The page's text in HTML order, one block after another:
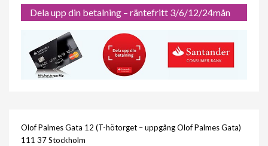
Dela upp din betalning – räntefritt 3/6/12/24mån
Olof Palmes Gata 12 (T-hötorget – uppgång Olof Palmes Gata)
111 37 Stockholm